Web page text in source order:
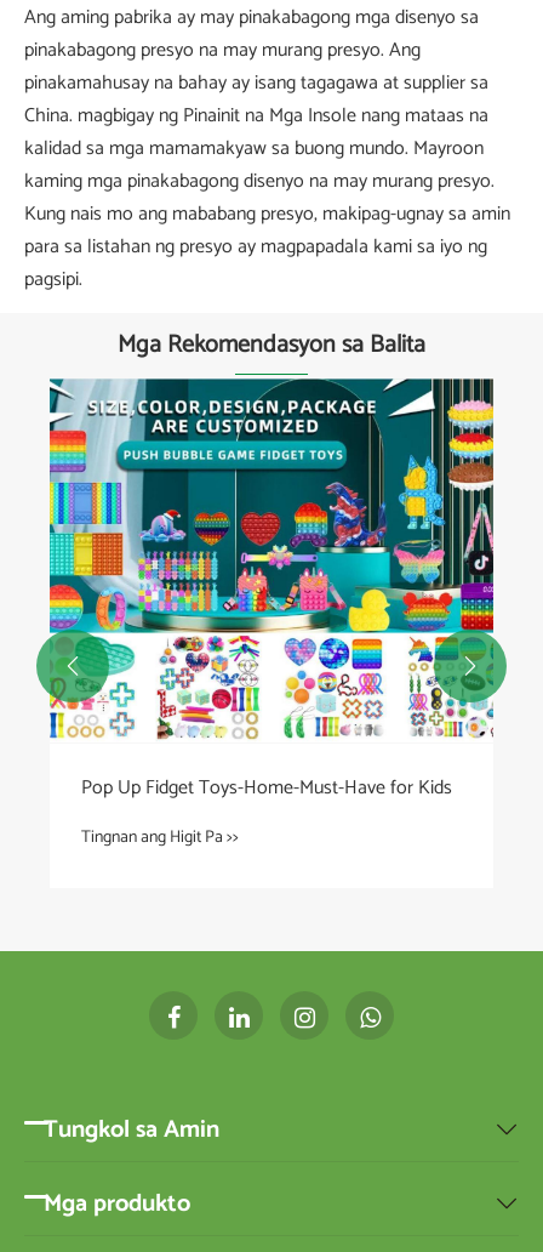
Ang aming pabrika ay may pinakabagong mga disenyo sa
pinakabagong presyo na may murang presyo. Ang
pinakamahusay na bahay ay isang tagagawa at supplier sa
China. magbigay ng Pinainit na Mga Insole nang mataas na
kalidad sa mga mamamakyaw sa buong mundo. Mayroon
kaming mga pinakabagong disenyo na may murang presyo.
Kung nais mo ang mababang presyo, makipag-ugnay sa amin
para sa listahan ng presyo ay magpapadala kami sa iyo ng
pagsipi.
Mga Rekomendasyon sa Balita
Pop Up Fidget Toys-Home-Must-Have for Kids
Tingnan ang Higit Pa >>
 
Tungkol sa Amin 
Mga produkto 